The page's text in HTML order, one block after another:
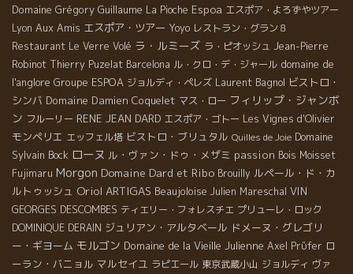
Domaine Grégory Guillaume La Pioche Espoa エスポア・よろずやツアー
Lyon Aux Amis エスポア・ツアー Yoyo レストラン・グラン８
Restaurant Le Verre Volé ラ・ルミーズ ラ・ピオッシュ Jean-Pierre
Robinot Thierry Puzelat Barcelona ル・クロ・デ・ジャール domaine de
l'anglore Groupe ESPOA ジョルディ・ペレズ Laurent Bagnol ビストロ・
シンバ Domaine Damien Coquelet マス・ロー フィリップ・ジャンボ
ン フルーリー RENE JEAN DARD エスポア・ゴトー Les Vignes d'Olivier
モンペリエ エッフェル塔 ビストロ・ブリュタル Quilles de Joie Domaine
Sylvain Bock ローヌ ル・ヴァン・ドゥ・メザミ passion Bois Moisset
Fujimaru Morgon Domaine Dard et Ribo Brouilly ルペール・ド・カ
ルトゥッシュ Oriol ARTIGAS Beaujoloise Julien Mareschal VIN
GEORGES DESCOMBES ティエリー・フォレスチエ プリューレ・ロック
DOMINIQUE DERAIN ジュリアン・アルタベール ドメーヌ・グレゴリ
ー・ギヨーム モルゴン Domaine de la Vieille Julienne Axel Prϋfer ロ
ーラン・バニョル マルセイユ ラピエール 東京武蔵小山 ジョルディ ヴァ